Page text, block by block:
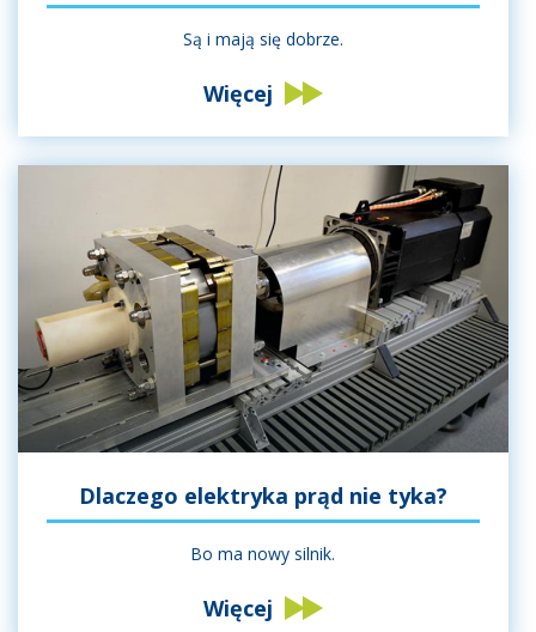
Są i mają się dobrze.
Więcej
Dlaczego elektryka prąd nie tyka?
Bo ma nowy silnik.
Więcej